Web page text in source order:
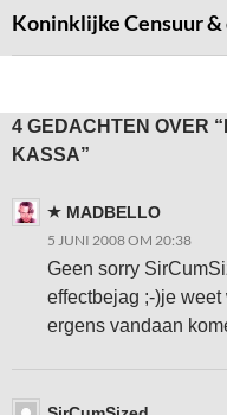
Koninklijke Censuur &
4 GEDACHTEN OVER
KASSA”
MADBELLO
5 JUNI 2008 OM 20:38
Geen sorry
effectbejag ;-)je
ergens vandaan